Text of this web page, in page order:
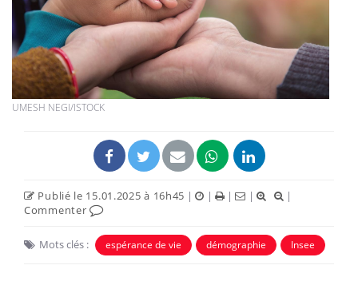
UMESH NEGI/ISTOCK
Publié le 15.01.2025 à 16h45 | | | |
|
Commenter
Mots clés : espérance de vie démographie Insee